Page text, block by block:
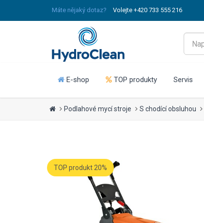
Máte nějaký dotaz? Volejte +420 733 555 216
E-shop TOP produkty Servis
Podlahové mycí stroje S chodící obsluhou
TOP produkt 20%